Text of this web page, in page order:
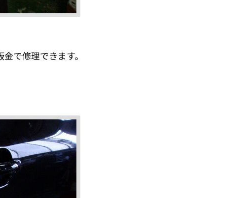
で修理できます。